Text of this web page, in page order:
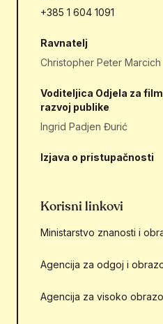
+385 1 604 1091
Ravnatelj
Christopher Peter Marcich
Voditeljica Odjela za
razvoj publike
Ingrid Padjen Đurić
Izjava o pristupačnosti
Korisni linkovi
Ministarstvo znanosti i
Agencija za odgoj i
Agencija za visoko